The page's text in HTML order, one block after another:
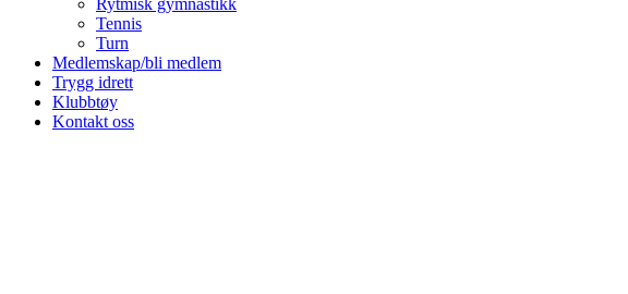
Rytmisk gymnastikk
Tennis
Turn
Medlemskap/bli medlem
Trygg idrett
Klubbtøy
Kontakt oss